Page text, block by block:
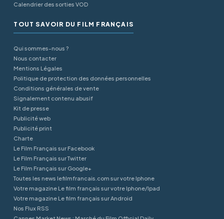
Calendrier des sorties VOD
TOUT SAVOIR DU FILM FRANÇAIS
Qui sommes-nous ?
Nous contacter
Mentions Légales
Politique de protection des données personnelles
Conditions générales de vente
Signalement contenu abusif
Kit de presse
Publicité web
Publicité print
Charte
Le Film Français sur Facebook
Le Film Français sur Twitter
Le Film Français sur Google+
Toutes les news lefilmfrancais.com sur votre Iphone
Votre magazine Le film français sur votre Iphone/Ipad
Votre magazine Le film français sur Android
Nos Flux RSS